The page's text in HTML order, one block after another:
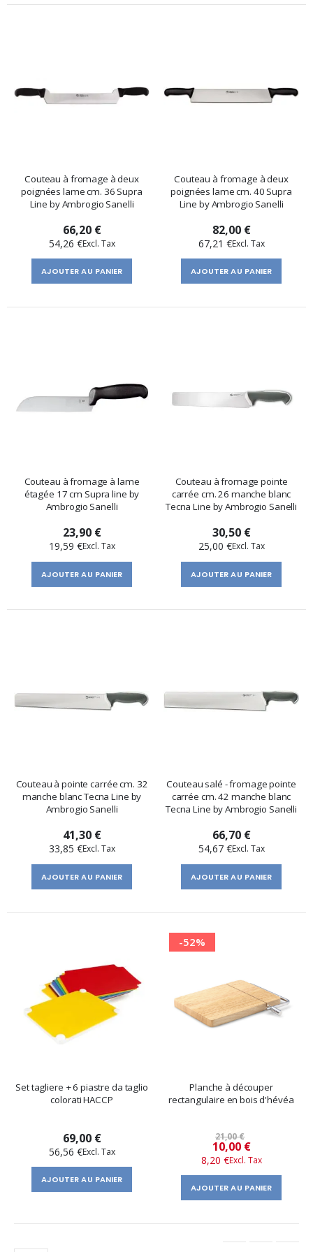
Couteau à fromage à deux
poignées lame cm. 36 Supra
Line by Ambrogio Sanelli
66,20 €
54,26 €
AJOUTER AU PANIER
Couteau à fromage à deux
poignées lame cm. 40 Supra
Line by Ambrogio Sanelli
82,00 €
67,21 €
AJOUTER AU PANIER
Couteau à fromage à lame
étagée 17 cm Supra line by
Ambrogio Sanelli
23,90 €
19,59 €
AJOUTER AU PANIER
Couteau à fromage pointe
carrée cm. 26 manche blanc
Tecna Line by Ambrogio Sanelli
30,50 €
25,00 €
AJOUTER AU PANIER
Couteau à pointe carrée cm. 32
manche blanc Tecna Line by
Ambrogio Sanelli
41,30 €
33,85 €
AJOUTER AU PANIER
Couteau salé - fromage pointe
carrée cm. 42 manche blanc
Tecna Line by Ambrogio Sanelli
66,70 €
54,67 €
AJOUTER AU PANIER
Set tagliere + 6 piastre da taglio
colorati HACCP
69,00 €
56,56 €
AJOUTER AU PANIER
-52%
Planche à découper
rectangulaire en bois d'hévéa
21,00 €
Prix
​​
spécial
10,00 €
8,20 €
AJOUTER AU PANIER